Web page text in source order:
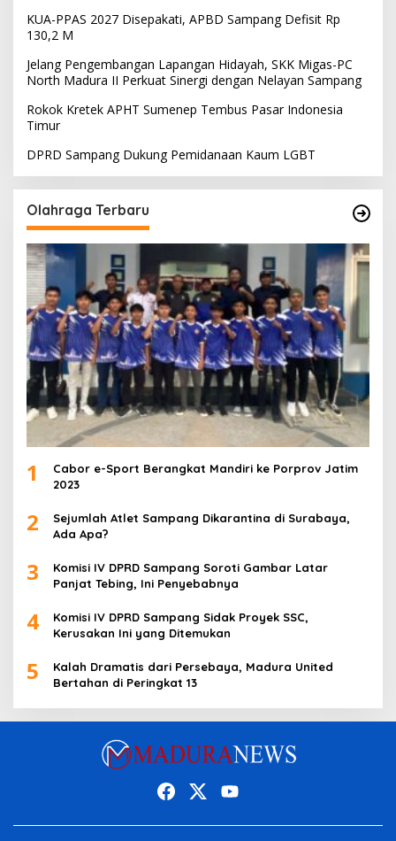
KUA-PPAS 2027 Disepakati, APBD Sampang Defisit Rp
130,2 M
Jelang Pengembangan Lapangan Hidayah, SKK Migas-PC
North Madura II Perkuat Sinergi dengan Nelayan Sampang
Rokok Kretek APHT Sumenep Tembus Pasar Indonesia
Timur
DPRD Sampang Dukung Pemidanaan Kaum LGBT
Olahraga Terbaru
1
Cabor e-Sport Berangkat Mandiri ke Porprov Jatim
2023
2
Sejumlah Atlet Sampang Dikarantina di Surabaya,
Ada Apa?
3
Komisi IV DPRD Sampang Soroti Gambar Latar
Panjat Tebing, Ini Penyebabnya
4
Komisi IV DPRD Sampang Sidak Proyek SSC,
Kerusakan Ini yang Ditemukan
5
Kalah Dramatis dari Persebaya, Madura United
Bertahan di Peringkat 13